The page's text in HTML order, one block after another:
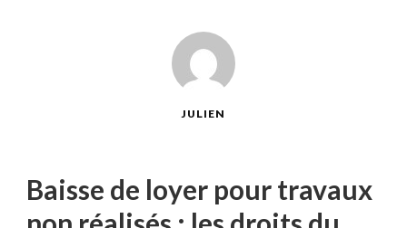
JULIEN
Baisse de loyer pour travaux